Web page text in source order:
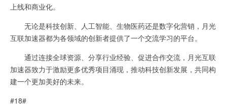
上线和商业化。
无论是科技创新、人工智能、生物医药还是数字化营销，月光
互联加速器都为各领域的创新者提供了一个交流学习的平台。
通过连接全球资源、分享行业经验、促进合作交流，月光互联
加速器致力于激励更多优秀项目涌现，推动科技创新发展，共同构
建一个更加美好的未来。
#18#